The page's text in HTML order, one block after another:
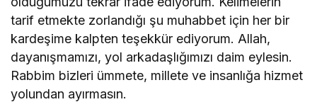
tarif etmekte zorlandığı şu muhabbet için her bir
kardeşime kalpten teşekkür ediyorum. Allah,
dayanışmamızı, yol arkadaşlığımızı daim eylesin.
Rabbim bizleri ümmete, millete ve insanlığa hizmet
yolundan ayırmasın.